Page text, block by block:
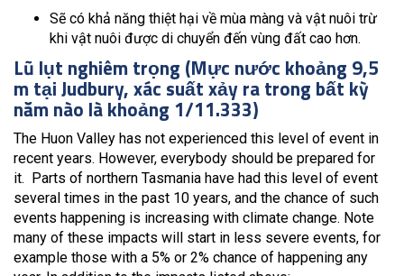
Sẽ có khả năng thiệt hại về mùa màng và vật nuôi trừ
khi vật nuôi được di chuyển đến vùng đất cao hơn.
Lũ lụt nghiêm trọng (Mực nước khoảng 9,5
m tại Judbury, xác suất xảy ra trong bất kỳ
năm nào là khoảng 1/11.333)
The Huon Valley has not experienced this level of event in
recent years. However, everybody should be prepared for
it. Parts of northern Tasmania have had this level of event
several times in the past 10 years, and the chance of such
events happening is increasing with climate change. Note
many of these impacts will start in less severe events, for
example those with a 5% or 2% chance of happening any